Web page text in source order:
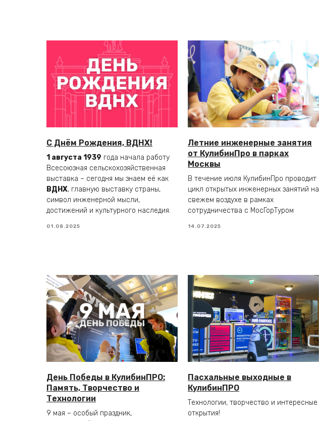
С Днём Рождения, ВДНХ!
1 августа 1939 года начала работу
Всесоюзная сельскохозяйственная
выставка – сегодня мы знаем её как
ВДНХ, главную выставку страны,
символ инженерной мысли,
достижений и культурного наследия.
01.08.2025
Летние инженерные занятия
от КулибинПро в парках
Москвы
В течение июля КулибинПро проводит
цикл открытых инженерных занятий на
свежем воздухе в рамках
сотрудничества с МосГорТуром
14.07.2025
День Победы в КулибинПРО:
Память, Творчество и
Технологии
9 мая – особый праздник,
Пасхальные выходные в
КулибинПРО
Технологии, творчество и интересные
открытия!